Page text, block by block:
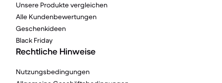
Unsere Produkte vergleichen
Alle Kundenbewertungen
Geschenkideen
Black Friday
Rechtliche Hinweise
Nutzungsbedingungen